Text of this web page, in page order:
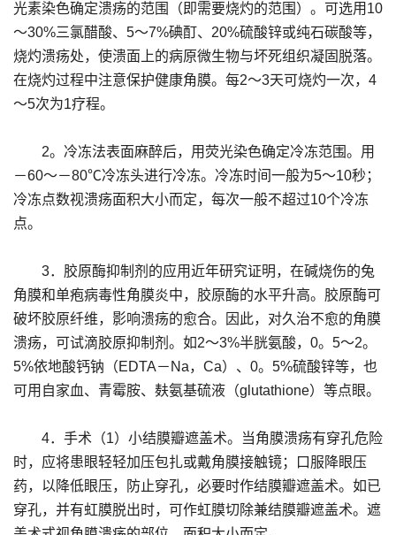
光素染色确定溃疡的范围（即需要烧灼的范围）。可选用10
～30%三氯醋酸、5～7%碘酊、20%硫酸锌或纯石碳酸等，
烧灼溃疡处，使溃面上的病原微生物与坏死组织凝固脱落。
在烧灼过程中注意保护健康角膜。每2～3天可烧灼一次，4
～5次为1疗程。
2。冷冻法表面麻醉后，用荧光染色确定冷冻范围。用
－60～－80℃冷冻头进行冷冻。冷冻时间一般为5～10秒；
冷冻点数视溃疡面积大小而定，每次一般不超过10个冷冻
点。
3．胶原酶抑制剂的应用近年研究证明，在碱烧伤的兔
角膜和单疱病毒性角膜炎中，胶原酶的水平升高。胶原酶可
破坏胶原纤维，影响溃疡的愈合。因此，对久治不愈的角膜
溃疡，可试滴胶原抑制剂。如2～3%半胱氨酸，0。5～2。
5%依地酸钙钠（EDTA－Na，Ca）、0。5%硫酸锌等，也
可用自家血、青霉胺、麸氨基硫液（glutathione）等点眼。
4．手术（1）小结膜瓣遮盖术。当角膜溃疡有穿孔危险
时，应将患眼轻轻加压包扎或戴角膜接触镜；口服降眼压
药，以降低眼压，防止穿孔，必要时作结膜瓣遮盖术。如已
穿孔，并有虹膜脱出时，可作虹膜切除兼结膜瓣遮盖术。遮